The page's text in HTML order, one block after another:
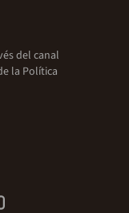
del canal
la Política